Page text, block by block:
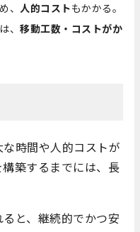
、人的コストもかかる。
、移動工数・コストがか
時間や人的コストが
築するまでには、長
と、継続的でかつ安